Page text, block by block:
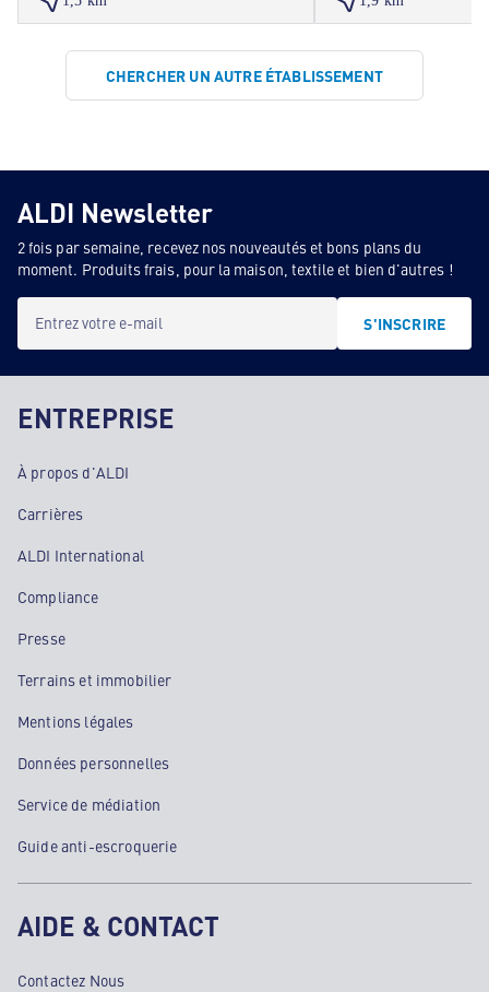
CHERCHER UN AUTRE ÉTABLISSEMENT
ALDI Newsletter
2 fois par semaine, recevez nos nouveautés et bons plans du
moment. Produits frais, pour la maison, textile et bien d'autres !
Entrez votre e-mail S'INSCRIRE
ENTREPRISE
À propos d'ALDI
Carrières
ALDI International
Compliance
Presse
Terrains et immobilier
Mentions légales
Données personnelles
Service de médiation
Guide anti-escroquerie
AIDE & CONTACT
Contactez Nous